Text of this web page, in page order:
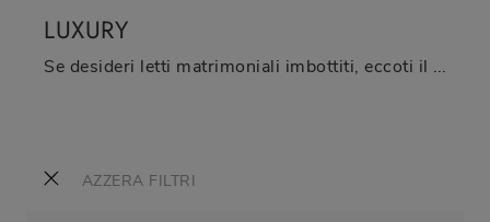
AZZERA FILTRI
LUXURY
Se desideri letti matrimoniali imbottiti, eccoti il modello Luxury in tessuto per impreziosire la camera da letto.